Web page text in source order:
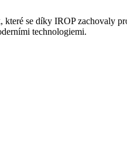
se díky IROP zachovaly
technologiemi.